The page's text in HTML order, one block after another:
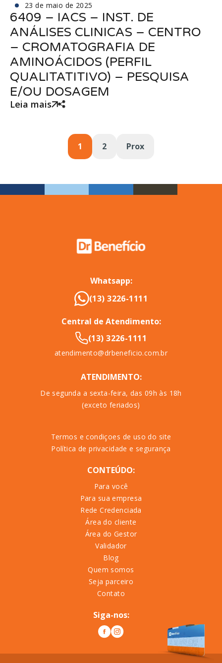
23 de maio de 2025
6409 – IACS – INST. DE
ANÁLISES CLINICAS – CENTRO
– CROMATOGRAFIA DE
AMINOÁCIDOS (PERFIL
QUALITATITIVO) – PESQUISA
E/OU DOSAGEM
Leia mais
1 2 Prox
Whatsapp:
(13) 3226-1111
Central de Atendimento:
(13) 3226-1111
atendimento@drbeneficio.com.br
ATENDIMENTO:
De segunda a sexta-feira, das 09h às 18h
(exceto feriados)
Termos e condiçoes de uso do site
Política de privacidade e segurança
CONTEÚDO:
Para você
Para sua empresa
Rede Credenciada
Área do cliente
Área do Gestor
Validador
Blog
Quem somos
Seja parceiro
Contato
Siga-nos: